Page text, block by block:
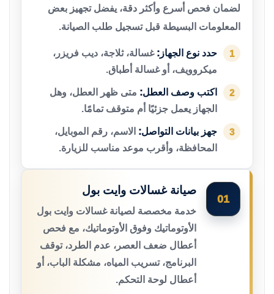
لضمان فحص أسرع وأكثر دقة، يفضل تجهيز بعض
المعلومات البسيطة قبل تسجيل طلب الصيانة.
1 حدد نوع الجهاز: غسالة، ثلاجة، ديب فريزر،
ميكروويف، أو غسالة أطباق.
2 اكتب وصف العطل: متى ظهر العطل، وهل
الجهاز يعمل جزئيًا أم متوقف تمامًا.
3 جهز بيانات التواصل: الاسم، رقم الموبايل،
المحافظة، وأقرب موعد مناسب للزيارة.
01
صيانة غسالات وايت بول
خدمة مخصصة لصيانة غسالات وايت بول
الأوتوماتيك وفوق الأوتوماتيك، مع فحص
أعطال ضعف العصر، عدم الطرد، توقف
البرنامج، تسريب المياه، مشكلة الباب، أو
أعطال لوحة التحكم.